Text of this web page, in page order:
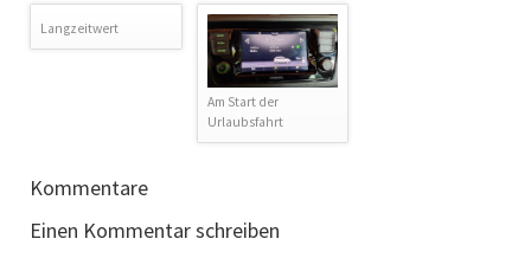
Langzeitwert
Am Start der
Urlaubsfahrt
Kommentare
Einen Kommentar schreiben